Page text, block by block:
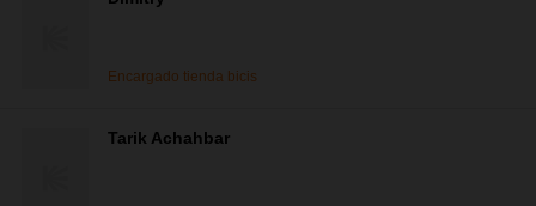
Encargado tienda bicis
Tarik Achahbar